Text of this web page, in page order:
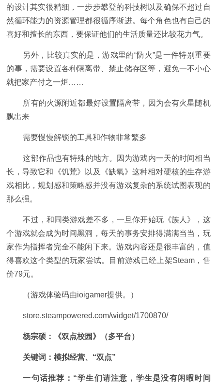
的设计其实很精细，一步步攀登的科技树以及确保不超过自
然循环能力的资源管理都很循序渐进。每个角色也有自己的
喜好和擅长的东西，要保证他们的生活质量还比较花力气。
另外，比较真实的是，游戏里的“防火”是一件特别重要
的事，需要设置各种隔离带、禁止储存区等，避免一不小心
就把家产付之一炬……
所有的火源附近都最好设置隔离带，因为会有火星随机
飘出来
需要慢慢解锁的工具和作物非常繁多
这部作品也有特殊的地方。因为游戏内一天的时间相当
长，导致它和《饥荒》以及《缺氧》这种相对硬核的生存游
戏相比，规划感和策略感并没有游戏复杂的系统试图表现的
那么强。
不过，和同类游戏差不多，一旦你开始玩《族人》，这
个游戏就会成为时间黑洞，每天的事务安排得满满当当，玩
家作为指挥者完全不能闲下来。游戏内容还是很丰富的，值
得喜欢这个类型的玩家尝试。目前游戏已经上架Steam，售
价79元。
（游戏体验码由ioigamer提供。）
store.steampowered.com/widget/1700870/
杨宗硕：《双点校园》（多平台）
关键词：模拟经营、“双点”
一句话推荐：“学生们请注意，学生是没有闲暇时间